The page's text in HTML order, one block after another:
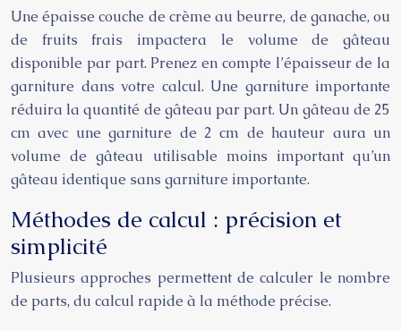
Une épaisse couche de crème au beurre, de ganache, ou
de fruits frais impactera le volume de gâteau
disponible par part. Prenez en compte l’épaisseur de la
garniture dans votre calcul. Une garniture importante
réduira la quantité de gâteau par part. Un gâteau de 25
cm avec une garniture de 2 cm de hauteur aura un
volume de gâteau utilisable moins important qu’un
gâteau identique sans garniture importante.
Méthodes de calcul : précision et
simplicité
Plusieurs approches permettent de calculer le nombre
de parts, du calcul rapide à la méthode précise.